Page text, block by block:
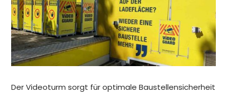
Der Videoturm sorgt für optimale Baustellensicherheit